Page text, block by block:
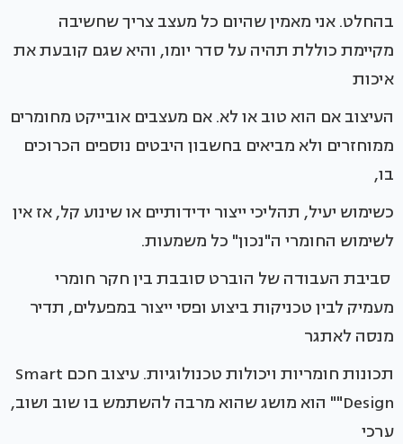
בהחלט. אני מאמין שהיום כל מעצב צריך שחשיבה
מקיימת כוללת תהיה על סדר יומו, והיא שגם קובעת את
איכות
העיצוב אם הוא טוב או לא. אם מעצבים אובייקט מחומרים
ממוחזרים ולא מביאים בחשבון היבטים נוספים הכרוכים
בו,
כשימוש יעיל, תהליכי ייצור ידידותיים או שינוע קל, אז אין
לשימוש החומרי ה"נכון" כל משמעות.
סביבת העבודה של הוברט סובבת בין חקר חומרי
מעמיק לבין טכניקות ביצוע ופסי ייצור במפעלים, תדיר
מנסה לאתגר
תכונות חומריות ויכולות טכנולוגיות. עיצוב חכם Smart
Design"" הוא מושג שהוא מרבה להשתמש בו שוב ושוב,
ערכי